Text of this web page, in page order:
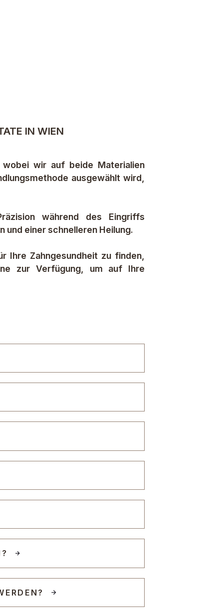
IN WIEN
wir auf beide Materialien
ausgewählt wird,
während des Eingriffs
und einer schnelleren Heilung.
Ihre Zahngesundheit zu finden,
zur Verfügung, um auf Ihre